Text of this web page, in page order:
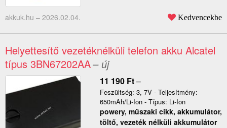
akkuk.hu – 2026.02.04. Kedvencekbe
Helyettesítő vezetéknélküli telefon akku Alcatel
típus 3BN67202AA– új
11 190 Ft–
Feszültség: 3, 7V - Teljesítmény:
650mAh/Li-Ion - Típus: Li-Ion
powery, műszaki cikk, akkumulátor,
töltő, vezeték nélküli akkumulátor